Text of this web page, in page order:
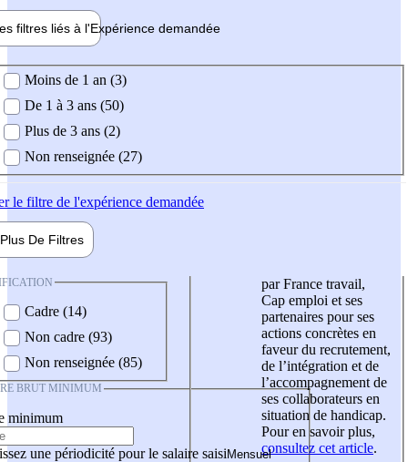
filtres liés à l'Expérience demandée
demandée
Moins de 1 an (3)
De 1 à 3 ans (50)
Plus de 3 ans (2)
Non renseignée (27)
le filtre de l'expérience demandée
Plus De Filtres
Cadre (14)
Non cadre (93)
Non renseignée (85)
BRUT MINIMUM
minimum
une périodicité pour le salaire saisi
par France travail,
Cap emploi et ses
partenaires pour ses
actions concrètes en
faveur du recrutement,
de l’intégration et de
l’accompagnement de
ses collaborateurs en
situation de handicap.
Pour en savoir plus,
consultez cet article.